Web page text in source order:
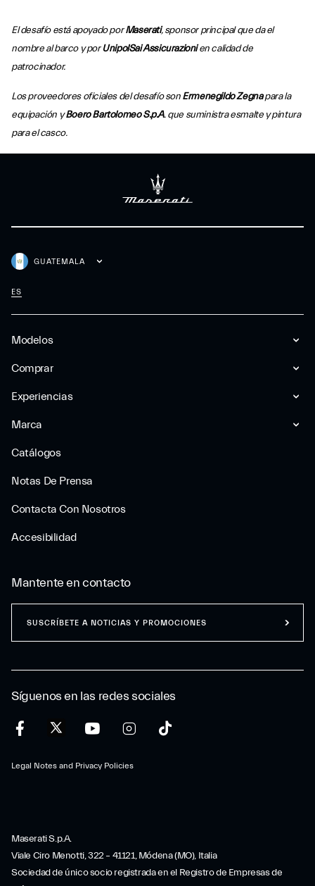
El desafío está apoyado porMaserati, sponsor principal que da el
nombre al barco y porUnipolSai Assicurazionien calidad de
patrocinador.
Los proveedores oficiales del desafío sonErmenegildoZegna para la
equipación yBoeroBartolomeo S.p.A.que suministra esmalte y pintura
para el casco.
Modelos
Comprar
Experiencias
Marca
Catálogos
Notas De Prensa
Contacta Con Nosotros
Accesibilidad
GUATEMALA
ES
Síguenos en las redes sociales
Legal Notes and Privacy Policies
Mantente en contacto
SUSCRÍBETE A NOTICIAS Y PROMOCIONES
Maserati S.p.A.
Viale Ciro Menotti, 322 – 41121, Módena (MO), Italia
Sociedad de único socio registrada en el Registro de Empresas de